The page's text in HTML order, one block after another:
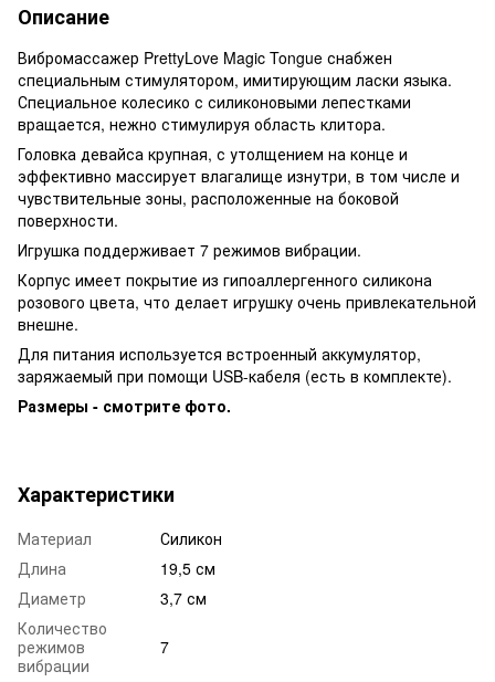
Описание
Вибромассажер PrettyLove Magic Tongue снабжен
специальным стимулятором, имитирующим ласки языка.
Специальное колесико с силиконовыми лепестками
вращается, нежно стимулируя область клитора.
Головка девайса крупная, с утолщением на конце и
эффективно массирует влагалище изнутри, в том числе и
чувствительные зоны, расположенные на боковой
поверхности.
Игрушка поддерживает 7 режимов вибрации.
Корпус имеет покрытие из гипоаллергенного силикона
розового цвета, что делает игрушку очень привлекательной
внешне.
Для питания используется встроенный аккумулятор,
заряжаемый при помощи USB-кабеля (есть в комплекте).
Размеры - смотрите фото.
Характеристики
Материал
Силикон
Длина
19,5 см
Диаметр
3,7 см
Количество
режимов
вибрации
7